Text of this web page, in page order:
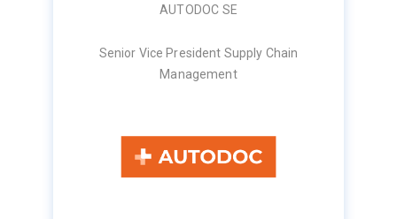
AUTODOC SE
Senior Vice President Supply Chain
Management